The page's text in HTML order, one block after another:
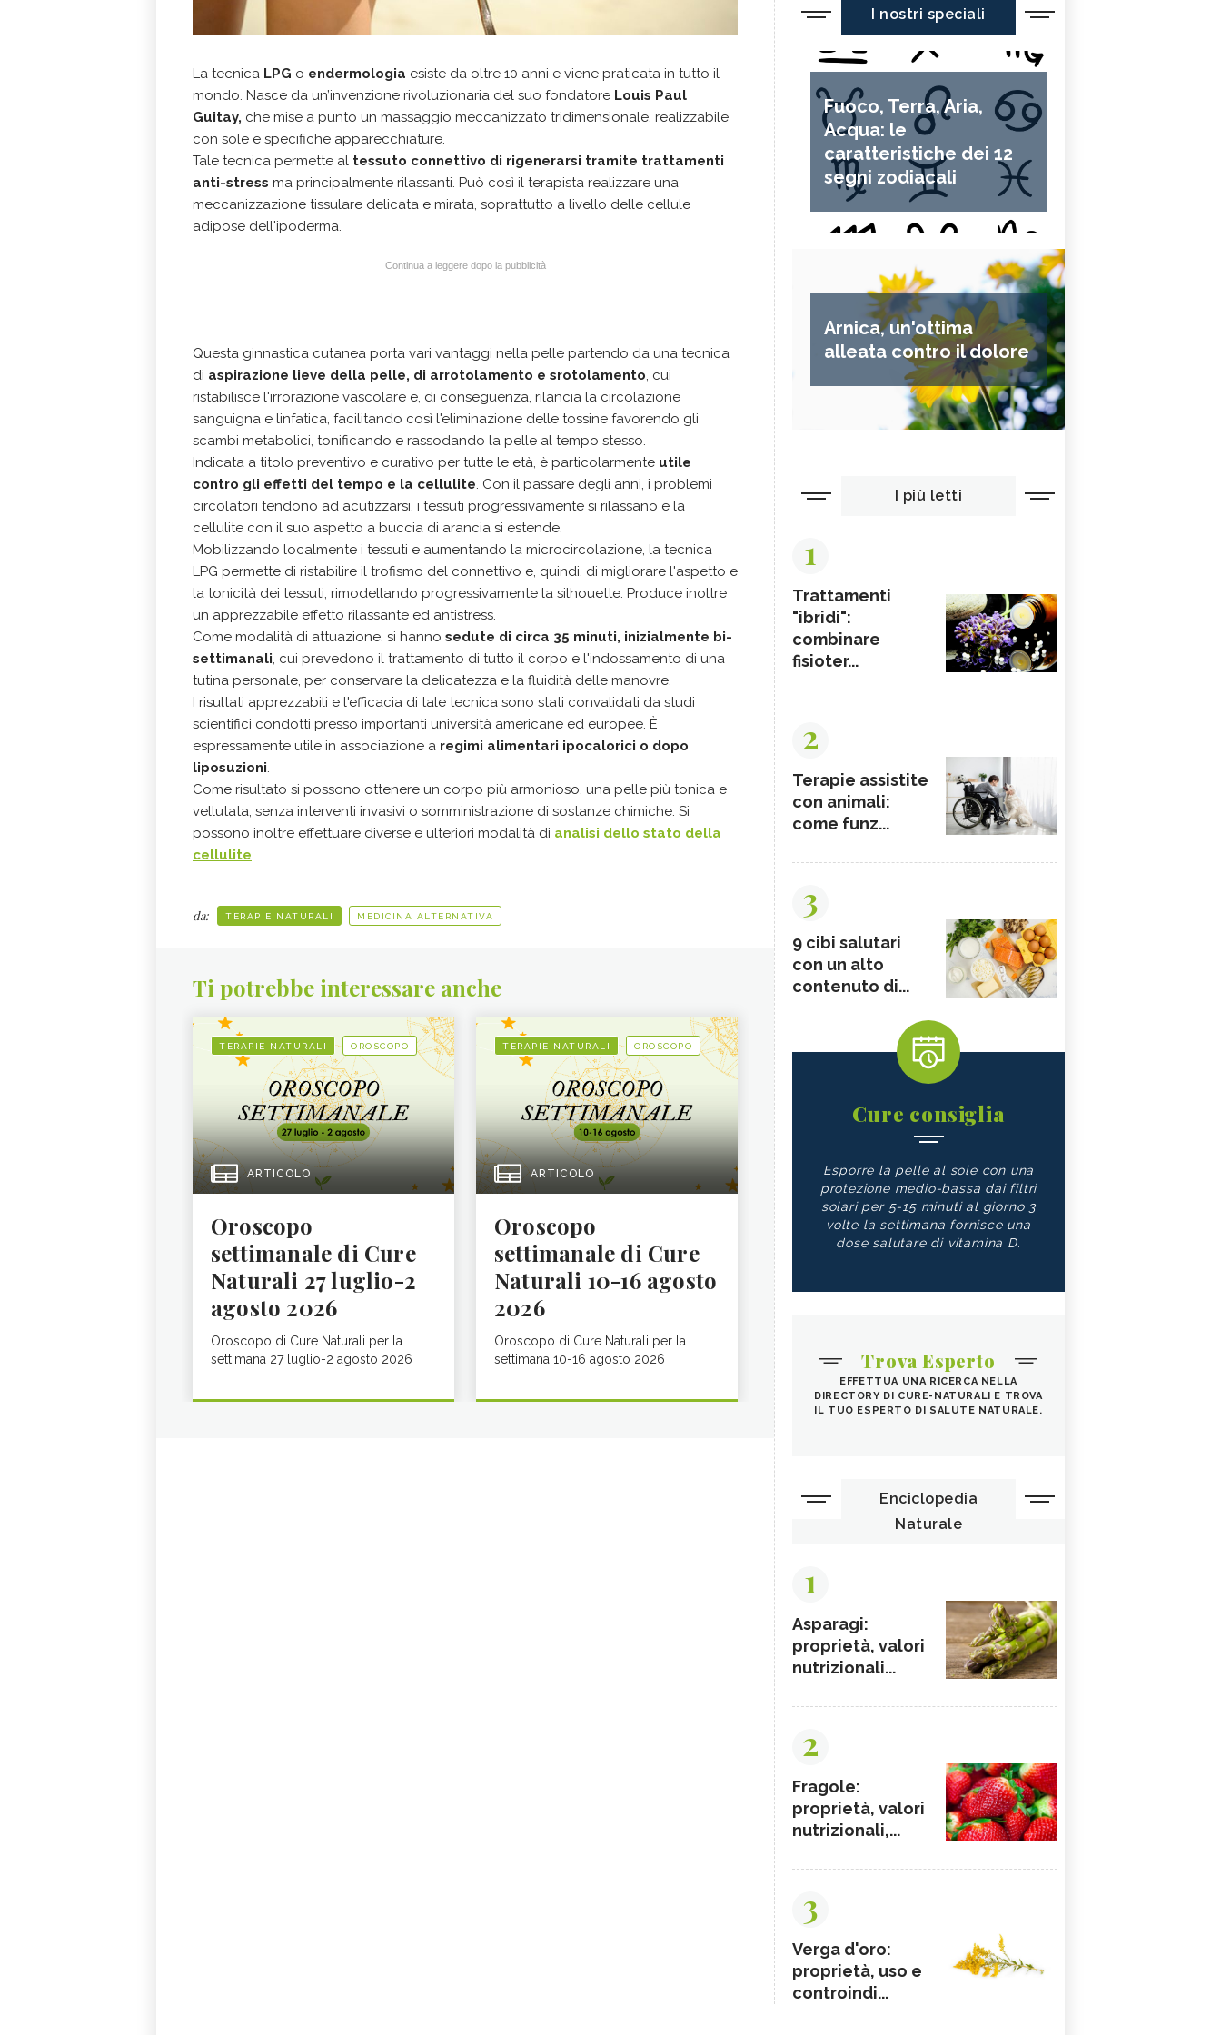
La tecnica LPG o endermologia esiste da oltre 10 anni e viene praticata in tutto il
mondo. Nasce da un’invenzione rivoluzionaria del suo fondatore Louis Paul
Guitay, che mise a punto un massaggio meccanizzato tridimensionale, realizzabile
con sole e specifiche apparecchiature.
Tale tecnica permette al tessuto connettivo di rigenerarsi tramite trattamenti
anti-stress ma principalmente rilassanti. Può così il terapista realizzare una
meccanizzazione tissulare delicata e mirata, soprattutto a livello delle cellule
adipose dell'ipoderma.
Continua a leggere dopo la pubblicità
Questa ginnastica cutanea porta vari vantaggi nella pelle partendo da una tecnica
di aspirazione lieve della pelle, di arrotolamento e srotolamento, cui
ristabilisce l'irrorazione vascolare e, di conseguenza, rilancia la circolazione
sanguigna e linfatica, facilitando così l'eliminazione delle tossine favorendo gli
scambi metabolici, tonificando e rassodando la pelle al tempo stesso.
Indicata a titolo preventivo e curativo per tutte le età, è particolarmente utile
contro gli effetti del tempo e la cellulite. Con il passare degli anni, i problemi
circolatori tendono ad acutizzarsi, i tessuti progressivamente si rilassano e la
cellulite con il suo aspetto a buccia di arancia si estende.
Mobilizzando localmente i tessuti e aumentando la microcircolazione, la tecnica
LPG permette di ristabilire il trofismo del connettivo e, quindi, di migliorare l'aspetto e
la tonicità dei tessuti, rimodellando progressivamente la silhouette. Produce inoltre
un apprezzabile effetto rilassante ed antistress.
Come modalità di attuazione, si hanno sedute di circa 35 minuti, inizialmente bi-
settimanali, cui prevedono il trattamento di tutto il corpo e l'indossamento di una
tutina personale, per conservare la delicatezza e la fluidità delle manovre.
I risultati apprezzabili e l'efficacia di tale tecnica sono stati convalidati da studi
scientifici condotti presso importanti università americane ed europee. È
espressamente utile in associazione a regimi alimentari ipocalorici o dopo
liposuzioni.
Come risultato si possono ottenere un corpo più armonioso, una pelle più tonica e
vellutata, senza interventi invasivi o somministrazione di sostanze chimiche. Si
possono inoltre effettuare diverse e ulteriori modalità di analisi dello stato della
cellulite.
da: TERAPIE NATURALI MEDICINA ALTERNATIVA
Ti potrebbe interessare anche
TERAPIE NATURALI OROSCOPO
ARTICOLO
Oroscopo
settimanale di Cure
Naturali 27 luglio-2
agosto 2026
Oroscopo di Cure Naturali per la
settimana 27 luglio-2 agosto 2026
TERAPIE NATURALI OROSCOPO
ARTICOLO
Oroscopo
settimanale di Cure
Naturali 10-16 agosto
2026
Oroscopo di Cure Naturali per la
settimana 10-16 agosto 2026
I nostri speciali
Fuoco, Terra, Aria,
Acqua: le
caratteristiche dei 12
segni zodiacali
Arnica, un'ottima
alleata contro il dolore
I più letti
1
Trattamenti
"ibridi":
combinare
fisioter...
2
Terapie assistite
con animali:
come funz...
3
9 cibi salutari
con un alto
contenuto di...
Cure consiglia
Esporre la pelle al sole con una
protezione medio-bassa dai filtri
solari per 5-15 minuti al giorno 3
volte la settimana fornisce una
dose salutare di vitamina D.
Trova Esperto
EFFETTUA UNA RICERCA NELLA
DIRECTORY DI CURE-NATURALI E TROVA
IL TUO ESPERTO DI SALUTE NATURALE.
Enciclopedia
Naturale
1
Asparagi:
proprietà, valori
nutrizionali...
2
Fragole:
proprietà, valori
nutrizionali,...
3
Verga d'oro:
proprietà, uso e
controindi...